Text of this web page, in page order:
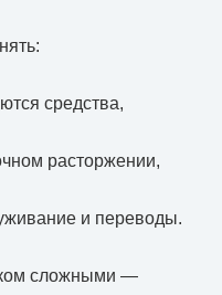
средства,
расторжении,
и переводы.
сложными —